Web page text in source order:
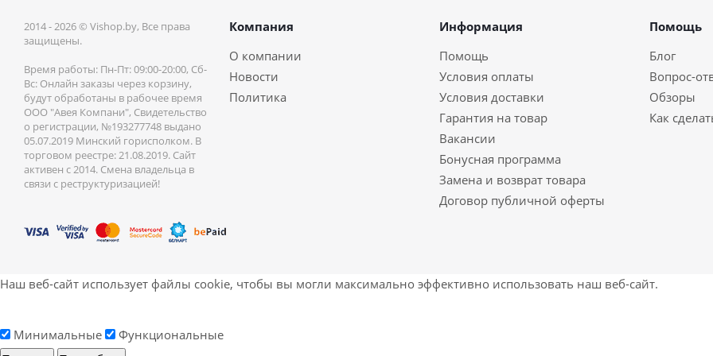
2014 - 2026 © Vishop.by, Все права
защищены.
Время работы: Пн-Пт: 09:00-20:00, Сб-
Вс: Онлайн заказы через корзину,
будут обработаны в рабочее время
ООО "Авея Компани", Свидетельство
о регистрации, №193277748 выдано
05.07.2019 Минский горисполком. В
торговом реестре: 21.08.2019. Сайт
активен с 2014. Смена владельца в
связи с реструктуризацией!
Компания
О компании
Новости
Политика
Информация
Помощь
Условия оплаты
Условия доставки
Гарантия на товар
Вакансии
Бонусная программа
Замена и возврат товара
Договор публичной оферты
Помощь
Блог
Вопрос-
Обзоры
Как
Наш веб-сайт использует файлы cookie, чтобы вы могли максимально эффективно использовать наш веб-сайт.
Минимальные
Функциональные